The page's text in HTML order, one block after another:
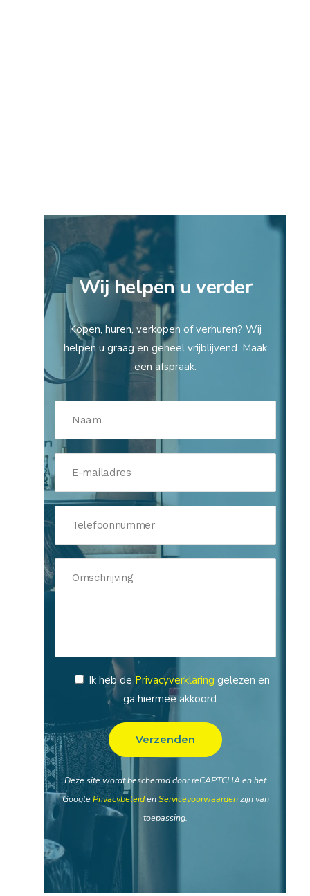
Wij helpen u verder
Kopen, huren, verkopen of verhuren? Wij
helpen u graag en geheel vrijblijvend. Maak
een afspraak.
Ik heb dePrivacyverklaring gelezen en
ga hiermee akkoord.
Deze site wordt beschermd door reCAPTCHA en het
GooglePrivacybeleidenServicevoorwaardenzijn van
toepassing.